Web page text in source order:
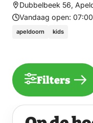
Dubbelbeek 56,
Vandaag open:
apeldoorn kids
Filters